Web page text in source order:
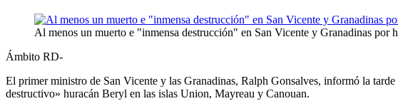
Al menos un muerto e "inmensa destrucción" en San Vicente y Granadinas por
Ámbito RD-
El primer ministro de San Vicente y las Granadinas, Ralph Gonsalves, informó la
destructivo» huracán Beryl en las islas Union, Mayreau y Canouan.